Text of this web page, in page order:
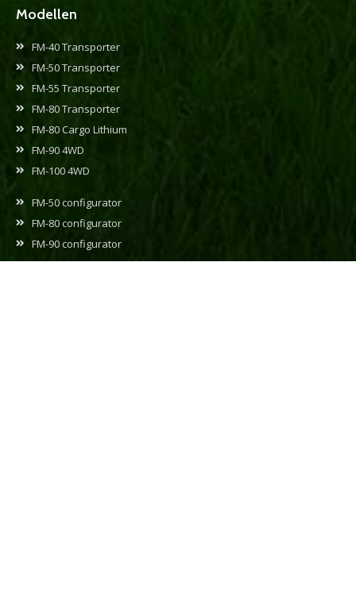
Modellen
FM-40 Transporter
FM-50 Transporter
FM-55 Transporter
FM-80 Transporter
FM-80 Cargo Lithium
FM-90 4WD
FM-100 4WD
FM-50 configurator
FM-80 configurator
FM-90 configurator